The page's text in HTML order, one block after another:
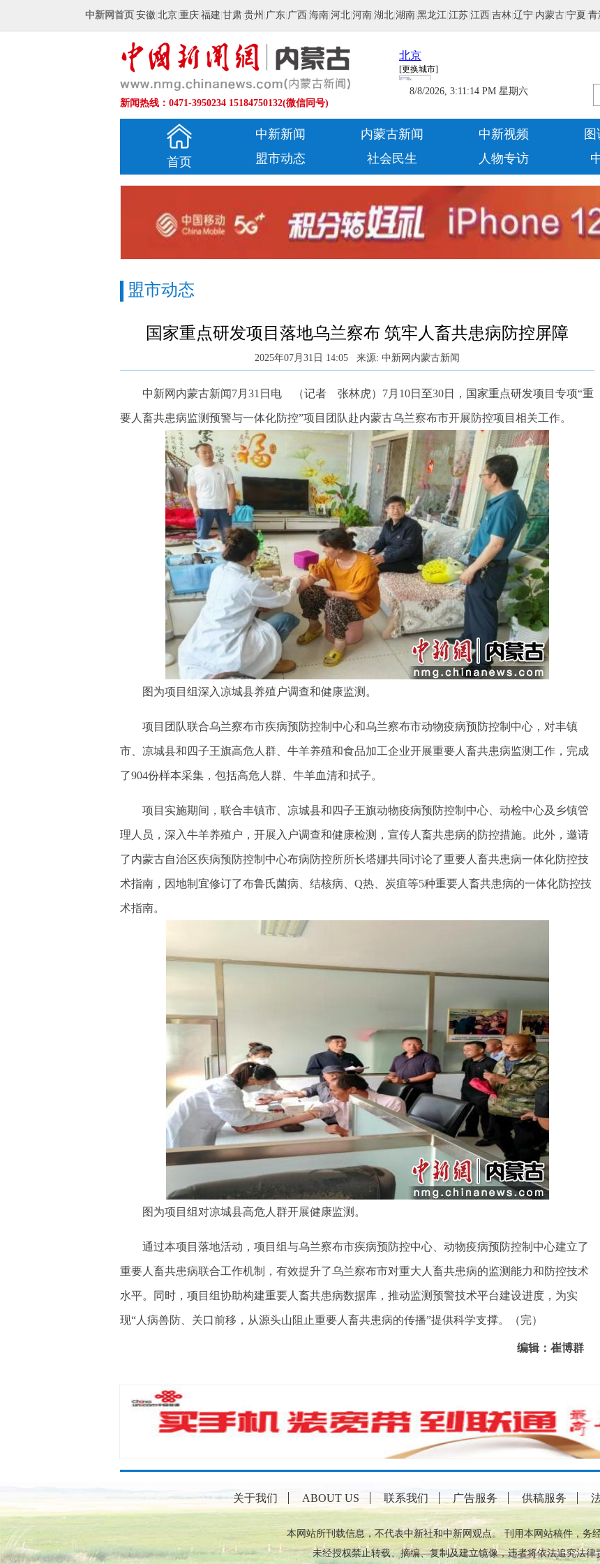
中新网首页 安徽 北京 重庆 福建 甘肃 贵州 广东 广西 海南 河北 河南 湖北 湖南 黑龙江 江苏 江西 吉林 辽宁 内蒙古 宁夏 青
新闻热线：0471-3950234 15184750132(微信同号)
8/8/2026, 3:11:15 PM 星期六
首页
中新新闻 内蒙古新闻 中新视频
盟市动态
社会民生 人物专访
盟市动态
国家重点研发项目落地乌兰察布 筑牢人畜共患病防控屏障
2025年07月31日 14:05 来源: 中新网内蒙古新闻
中新网内蒙古新闻7月31日电 （记者 张林虎）7月10日至30日，国家重点研发项目专项“重
要人畜共患病监测预警与一体化防控”项目团队赴内蒙古乌兰察布市开展防控项目相关工作。
图为项目组深入凉城县养殖户调查和健康监测。
项目团队联合乌兰察布市疾病预防控制中心和乌兰察布市动物疫病预防控制中心，对丰镇
市、凉城县和四子王旗高危人群、牛羊养殖和食品加工企业开展重要人畜共患病监测工作，完成
了904份样本采集，包括高危人群、牛羊血清和拭子。
项目实施期间，联合丰镇市、凉城县和四子王旗动物疫病预防控制中心、动检中心及乡镇管
理人员，深入牛羊养殖户，开展入户调查和健康检测，宣传人畜共患病的防控措施。此外，邀请
了内蒙古自治区疾病预防控制中心布病防控所所长塔娜共同讨论了重要人畜共患病一体化防控技
术指南，因地制宜修订了布鲁氏菌病、结核病、Q热、炭疽等5种重要人畜共患病的一体化防控技
术指南。
图为项目组对凉城县高危人群开展健康监测。
通过本项目落地活动，项目组与乌兰察布市疾病预防控中心、动物疫病预防控制中心建立了
重要人畜共患病联合工作机制，有效提升了乌兰察布市对重大人畜共患病的监测能力和防控技术
水平。同时，项目组协助构建重要人畜共患病数据库，推动监测预警技术平台建设进度，为实
现“人病兽防、关口前移，从源头山阻止重要人畜共患病的传播”提供科学支撑。（完）
编辑：崔博群
关于我们 ABOUT US 联系我们 广告服务 供稿服务
本网站所刊载信息，不代表中新社和中新网观点。 刊用本网站稿件，务
未经授权禁止转载、摘编、复制及建立镜像，违者将依法追究法律